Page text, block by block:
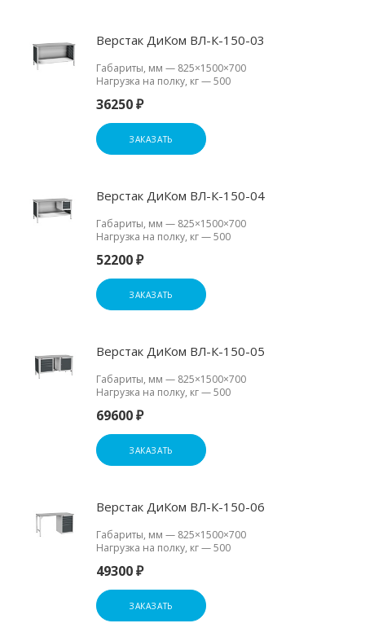
Верстак ДиКом ВЛ-К-150-03
Габариты, мм — 825×1500×700
Нагрузка на полку, кг—500
36250 ₽
ЗАКАЗАТЬ
Верстак ДиКом ВЛ-К-150-04
Габариты, мм — 825×1500×700
Нагрузка на полку, кг—500
52200 ₽
ЗАКАЗАТЬ
Верстак ДиКом ВЛ-К-150-05
Габариты, мм — 825×1500×700
Нагрузка на полку, кг—500
69600 ₽
ЗАКАЗАТЬ
Верстак ДиКом ВЛ-К-150-06
Габариты, мм — 825×1500×700
Нагрузка на полку, кг—500
49300 ₽
ЗАКАЗАТЬ